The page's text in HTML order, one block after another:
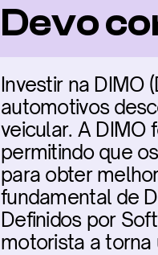
Devo
Investir na DIMO
automotivos
veicular. A DIMO
permitindo que
para obter
fundamental de
Definidos por
motorista a torna